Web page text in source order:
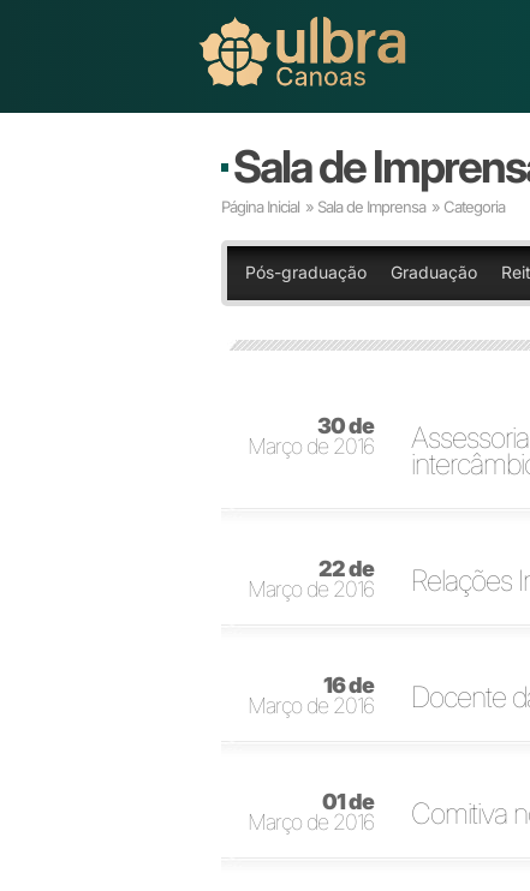
Sala de
Página Inicial » Sala de Imprensa » Categoria
Pós-graduação Graduação
30 de
Março de 2016
22 de
Março de 2016
Relações
16 de
Março de 2016
Docente
01 de
Março de 2016
Comitiva